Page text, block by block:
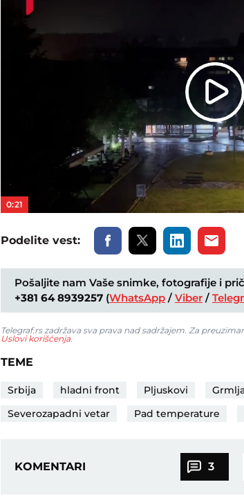
Play
0:21
Podelite vest:
Pošaljite nam Vaše snimke, fotografije i
+381 64 8939257 (WhatsApp / Viber /
Telegraf.rs zadržava sva prava nad sadržajem. Za
Uslovi korišćenja
TEME
Srbija hladni front Pljuskovi
Severozapadni vetar
Pad temperature
KOMENTARI 3